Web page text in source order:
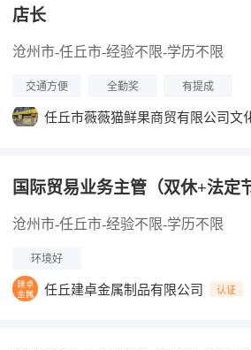
店长
沧州市-任丘市-经验不限-学历不限
交通方便 全勤奖 有提成
任丘市薇薇猫鲜果商贸有限公司文
国际贸易业务主管（双休+法定
沧州市-任丘市-经验不限-学历不限
环境好
任丘建卓金属制品有限公司 认证